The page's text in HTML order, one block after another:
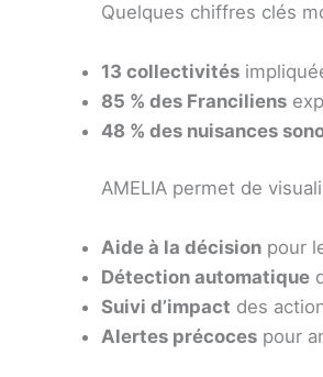
Quelques chiffres clés
13 collectivités
85 % des Franciliens
48 % des nuisances
AMELIA permet de
Aide à la décision pour
Détection automatique
Suivi d’impact des
Alertes précoces pour